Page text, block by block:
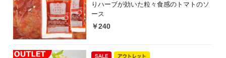
りハーブが効いた粒々食感のトマトのソ
ース
￥240